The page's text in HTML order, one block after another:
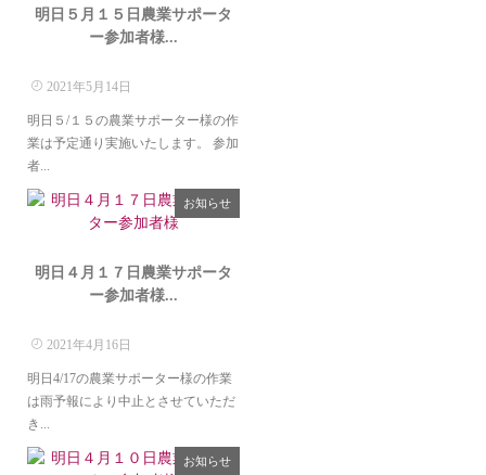
明日５月１５日農業サポータ
ー参加者様...
2021年5月14日
明日５/１５の農業サポーター様の作
業は予定通り実施いたします。 参加
者...
お知らせ
明日４月１７日農業サポータ
ー参加者様...
2021年4月16日
明日4/17の農業サポーター様の作業
は雨予報により中止とさせていただ
き...
お知らせ